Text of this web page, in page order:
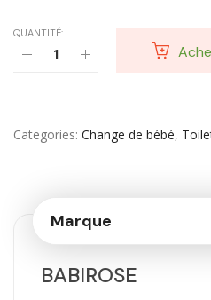
QUANTITÉ:
Categories Change de bébé,
Marque
BABIROSE